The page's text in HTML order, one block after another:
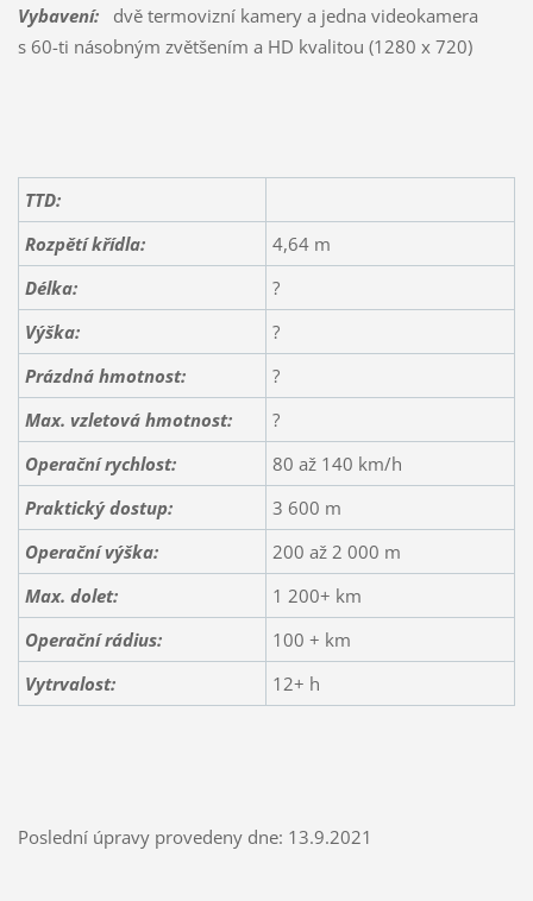
Vybavení:dvě termovizní kamery a jedna videokamera
s 60-ti násobným zvětšením a HD kvalitou (1280 x 720)
TTD:
Rozpětí křídla:
4,64 m
Délka:
?
Výška:
?
Prázdná hmotnost:
?
Max. vzletová hmotnost:
?
Operační rychlost:
80 až 140 km/h
Praktický dostup:
3 600 m
Operační výška:
200 až 2 000 m
Max. dolet:
1 200+ km
Operační rádius:
100 + km
Vytrvalost:
12+ h
Poslední úpravy provedeny dne: 13.9.2021